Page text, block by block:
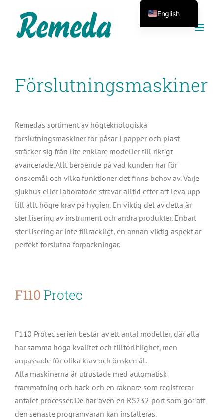
content
Förslutningsmaskiner
Remedas sortiment av högteknologiska
förslutningsmaskiner för påsar i papper och plast
sträcker sig från lite enklare modeller till riktigt
avancerade. Allt beroende på vad kunden har för
önskemål och vilka funktioner det finns behov av.Varje
sjukhus eller laboratorie strävar alltid efter att leva upp
till allt högre krav på hygien. En viktig del av detta är
sterilisering av instrument och andra produkter. Enbart
sterilisering är inte tillräckligt, en annan viktig aspekt är
perfekt förslutna förpackningar.
F110 Protec
F110 Protec serien består av ett antal modeller, där alla
har samma höga kvalitet och tillförlitlighet, men
anpassade för olika krav och önskemål.
Alla maskinerna är utrustade med automatisk
frammatning och back och en räknare som registrerar
antalet processer. De har även en RS232 port som gör att
den senaste programvaran kan installeras.
English
Svenska
Español